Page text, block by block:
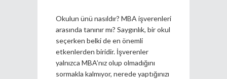
Okulun ünü nasıldır? MBA işverenleri
arasında tanınır mı? Saygınlık, bir okul
seçerken belki de en önemli
etkenlerden biridir. İşverenler
yalnızca MBA’nız olup olmadığını
sormakla kalmıyor, nerede yaptığınızı